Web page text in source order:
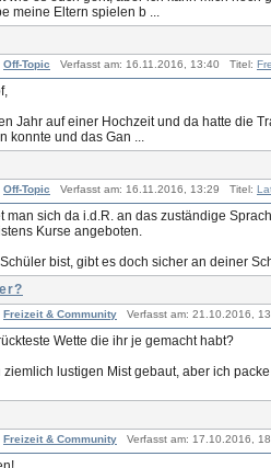
meine Eltern spielen b ...
Off-Topic Verfasst am: 16.11.2016, 13:40 Titel:
Jahr auf einer Hochzeit und da hatte die
konnte und das Gan ...
Off-Topic Verfasst am: 16.11.2016, 13:29 Titel:
man sich da i.d.R. an das zuständige
Kurse angeboten.
bist, gibt es doch sicher an deiner
Freizeit & Community Verfasst am: 21.10.2016,
Wette die ihr je gemacht habt?
ziemlich lustigen Mist gebaut, aber ich
Freizeit & Community Verfasst am: 17.10.2016,